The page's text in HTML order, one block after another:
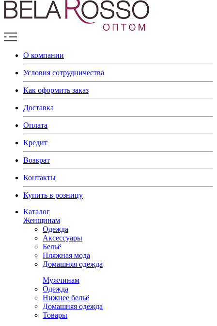
О компании
Условия сотрудничества
Как оформить заказ
Доставка
Оплата
Кредит
Возврат
Контакты
Купить в розницу
Каталог
Женщинам
Одежда
Аксессуары
Бельё
Пляжная мода
Домашняя одежда
Мужчинам
Одежда
Нижнее бельё
Домашняя одежда
Товары